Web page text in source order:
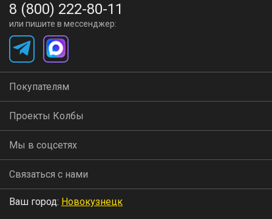
8 (800) 222-80-11
или пишите в мессенджер:
Покупателям
Проекты Колбы
Мы в соцсетях
Связаться с нами
Ваш город: Новокузнецк